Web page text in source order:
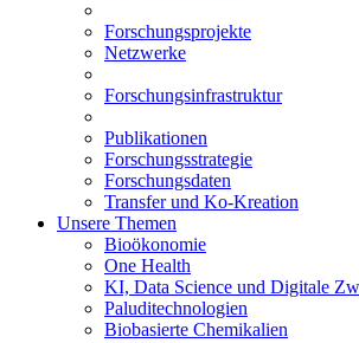
Forschungsprojekte
Netzwerke
Forschungsinfrastruktur
Publikationen
Forschungsstrategie
Forschungsdaten
Transfer und Ko-Kreation
Unsere Themen
Bioökonomie
One Health
KI, Data Science und Digitale
Paluditechnologien
Biobasierte Chemikalien